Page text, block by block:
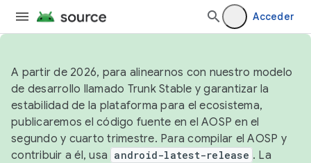
Acceder
A partir de 2026, para alinearnos con nuestro modelo
de desarrollo llamado Trunk Stable y garantizar la
estabilidad de la plataforma para el ecosistema,
publicaremos el código fuente en el AOSP en el
segundo y cuarto trimestre. Para compilar el AOSP y
contribuir a él, usa android-latest-release . La